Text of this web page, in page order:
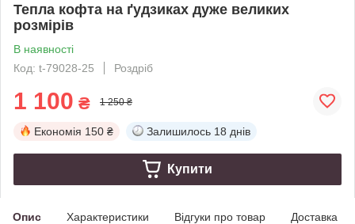
Тепла кофта на ґудзиках дуже великих
розмірів
В наявності
Код: t-79028-25
Роздріб
1 100 ₴ 1 250 ₴
Економія 150 ₴ Залишилось 18 днів
Купити
Опис Характеристики Відгуки про товар Доставка